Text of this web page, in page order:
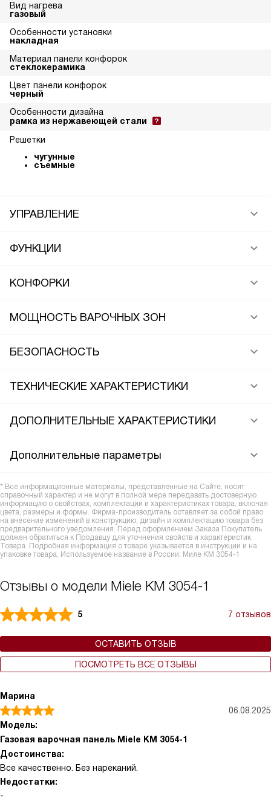
Вид нагрева
газовый
Особенности установки
накладная
Материал панели конфорок
стеклокерамика
Цвет панели конфорок
черный
Особенности дизайна
рамка из нержавеющей стали
Решетки
чугунные
съемные
УПРАВЛЕНИЕ
ФУНКЦИИ
КОНФОРКИ
МОЩНОСТЬ ВАРОЧНЫХ ЗОН
БЕЗОПАСНОСТЬ
ТЕХНИЧЕСКИЕ ХАРАКТЕРИСТИКИ
ДОПОЛНИТЕЛЬНЫЕ ХАРАКТЕРИСТИКИ
Дополнительные параметры
* Все информационные материалы, представленные на Сайте, носят
справочный характер и не могут в полной мере передавать достоверную
информацию о свойствах, комплектации и характеристиках товара, включая
цвета, размеры и формы. Фирма-производитель оставляет за собой право
на внесение изменений в конструкцию, дизайн и комплектацию товара без
предварительного уведомления. Перед оформлением Заказа Покупатель
должен обратиться к Продавцу для уточнения свойств и характеристик
Товара. Подробная информация о товаре указывается в инструкции и на
упаковке товара. Используемое название в России: Миле KM 3054-1
Отзывы о модели Miele KM 3054-1
5 7 отзывов
ОСТАВИТЬ ОТЗЫВ
ПОСМОТРЕТЬ ВСЕ ОТЗЫВЫ
Марина
06.08.2025
Модель:
Газовая варочная панель Miele KM 3054-1
Достоинства:
Все качественно. Без нареканий.
Недостатки:
-